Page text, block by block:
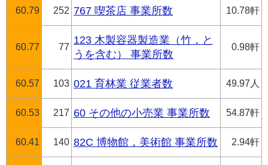
60.79 252 767 喫茶店 事業所数 10.78軒
60.77 77
123 木製容器製造業（竹，と
うを含む） 事業所数
0.98軒
60.57 103 021 育林業 従業者数 49.97人
60.53 217 60 その他の小売業 事業所数 54.87軒
60.41 140 82C 博物館，美術館 事業所数 2.94軒